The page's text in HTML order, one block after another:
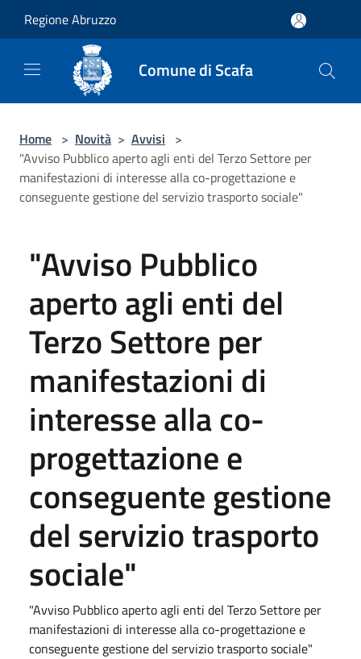
Regione Abruzzo
Comune di Scafa
Home > Novità > Avvisi >
"Avviso Pubblico aperto agli enti del Terzo Settore per
manifestazioni di interesse alla co-progettazione e
conseguente gestione del servizio trasporto sociale"
"Avviso Pubblico
aperto agli enti del
Terzo Settore per
manifestazioni di
interesse alla co-
progettazione e
conseguente gestione
del servizio trasporto
sociale"
"Avviso Pubblico aperto agli enti del Terzo Settore per
manifestazioni di interesse alla co-progettazione e
conseguente gestione del servizio trasporto sociale"